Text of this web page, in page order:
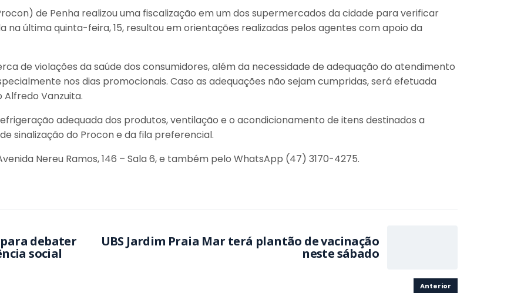
de Penha realizou uma fiscalização em um dos supermercados da cidade para verificar
na última quinta-feira, 15, resultou em orientações realizadas pelos agentes com apoio da
de violações da saúde dos consumidores, além da necessidade de adequação do atendimento
nos dias promocionais. Caso as adequações não sejam cumpridas, será efetuada
Alfredo Vanzuita.
adequada dos produtos, ventilação e o acondicionamento de itens destinados a
sinalização do Procon e da fila preferencial.
Nereu Ramos, 146 – Sala 6, e também pelo WhatsApp (47) 3170-4275.
para debater
social
UBS Jardim Praia Mar terá plantão de vacinação
neste sábado
Anterior